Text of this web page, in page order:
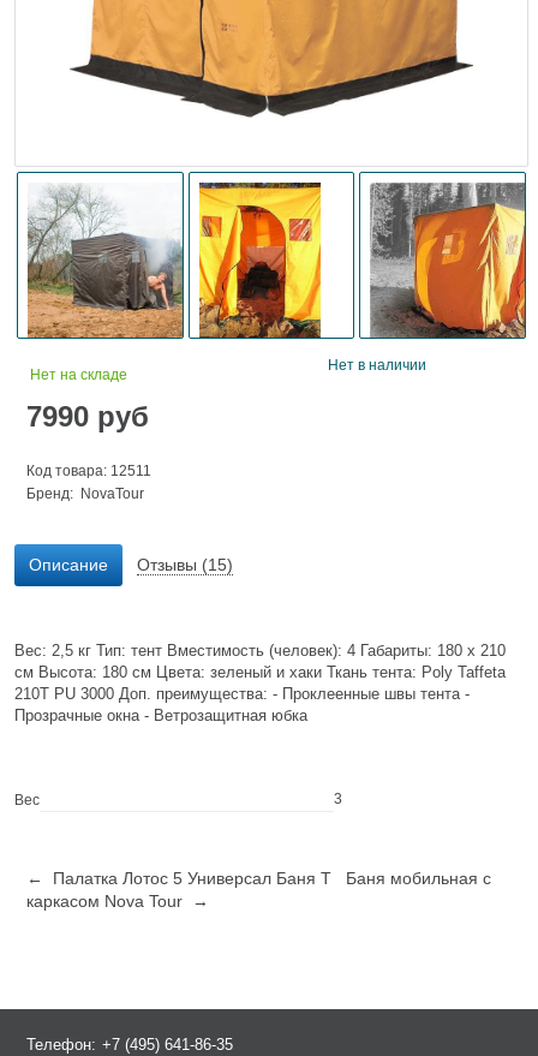
Нет на складе
7990 руб
Код товара: 12511
Бренд: NovaTour
Нет в наличии
Описание Отзывы (15)
Вес: 2,5 кг Тип: тент Вместимость (человек): 4 Габариты: 180 х 210
см Высота: 180 см Цвета: зеленый и хаки Ткань тента: Poly Taffeta
210T PU 3000 Доп. преимущества: - Проклеенные швы тента -
Прозрачные окна - Ветрозащитная юбка
Вес 3
← Палатка Лотос 5 Универсал Баня Т
Баня мобильная с
каркасом Nova Tour →
Телефон: +7 (495) 641-86-35